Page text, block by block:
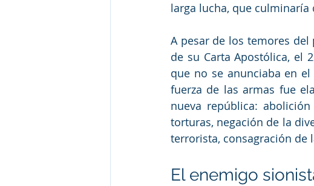
larga lucha, que
A pesar de los temores
de su Carta Apostólica, el
que no se anunciaba en
fuerza de las armas fue
nueva república:
torturas, negación de la
terrorista, consagración de
El enemigo